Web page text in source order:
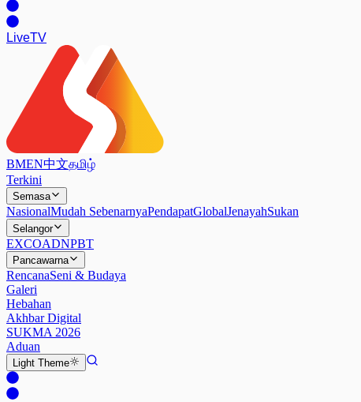
LiveTV
BMEN中文தமிழ்
Terkini
Semasa
NasionalMudah SebenarnyaPendapatGlobalJenayahSukan
Selangor
EXCOADNPBT
Pancawarna
RencanaSeni & Budaya
Galeri
Hebahan
Akhbar Digital
SUKMA 2026
Aduan
Light Theme